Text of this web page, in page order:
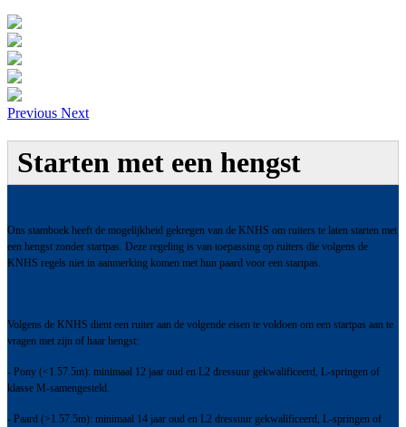
Previous Next
Starten met een hengst
Ons stamboek heeft de mogelijkheid gekregen van de KNHS om ruiters te laten starten met
een hengst zonder startpas. Deze regeling is van toepassing op ruiters die volgens de
KNHS regels niet in aanmerking komen met hun paard voor een startpas.
Volgens de KNHS dient een ruiter aan de volgende eisen te voldoen om een startpas aan te
vragen met zijn of haar hengst:
- Pony (<1.57.5m): minimaal 12 jaar oud en L2 dressuur gekwalificeerd, L-springen of
klasse M-samengesteld.
- Paard (>1.57.5m): minimaal 14 jaar oud en L2 dressuur gekwalificeerd, L-springen of